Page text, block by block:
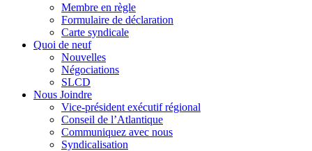
Membre en règle
Formulaire de déclaration
Carte syndicale
Quoi de neuf
Nouvelles
Négociations
SLCD
Nous Joindre
Vice-président exécutif régional
Conseil de l’Atlantique
Communiquez avec nous
Syndicalisation